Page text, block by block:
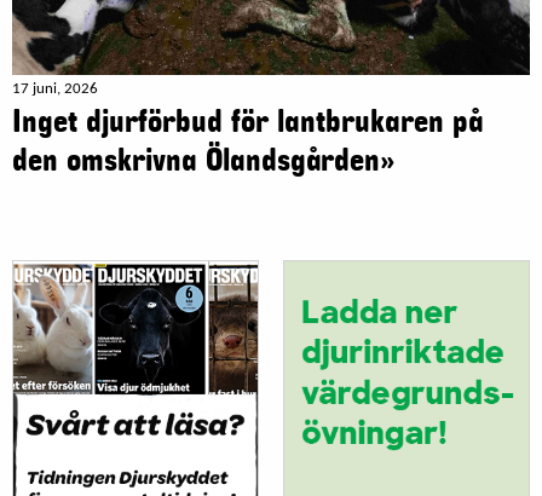
17 juni, 2026
Inget djurförbud för lantbrukaren på
den omskrivna Ölandsgården»